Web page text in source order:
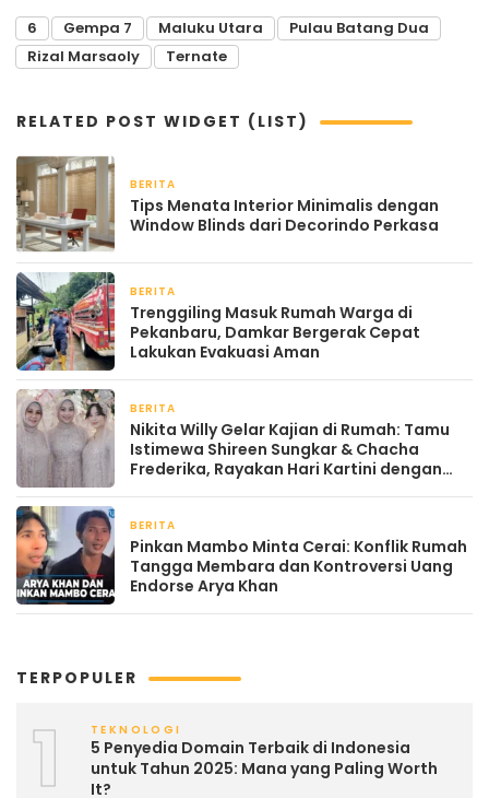
6 Gempa 7 Maluku Utara
Pulau Batang Dua
Rizal Marsaoly
Ternate
RELATED POST WIDGET (LIST)
BERITA
Tips Menata Interior Minimalis dengan
Window Blinds dari Decorindo Perkasa
BERITA
Trenggiling Masuk Rumah Warga di
Pekanbaru, Damkar Bergerak Cepat
Lakukan Evakuasi Aman
BERITA
Nikita Willy Gelar Kajian di Rumah: Tamu
Istimewa Shireen Sungkar & Chacha
Frederika, Rayakan Hari Kartini dengan
BERITA
Pinkan Mambo Minta Cerai: Konflik Rumah
Tangga Membara dan Kontroversi Uang
Endorse Arya Khan
TERPOPULER
1 TEKNOLOGI
5 Penyedia Domain Terbaik di Indonesia
untuk Tahun 2025: Mana yang Paling Worth
It?